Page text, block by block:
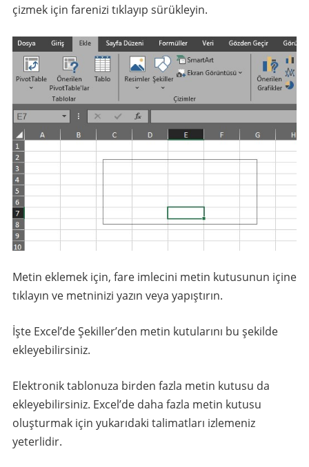
çizmek için farenizi tıklayıp sürükleyin.
Metin eklemek için, fare imlecini metin kutusunun içine
tıklayın ve metninizi yazın veya yapıştırın.
İşte Excel’de Şekiller’den metin kutularını bu şekilde
ekleyebilirsiniz.
Elektronik tablonuza birden fazla metin kutusu da
ekleyebilirsiniz. Excel’de daha fazla metin kutusu
oluşturmak için yukarıdaki talimatları izlemeniz
yeterlidir.